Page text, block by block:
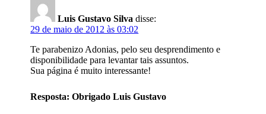
Luis Gustavo Silva disse:
29 de maio de 2012 às 03:02
Te parabenizo Adonias, pelo seu desprendimento e
disponibilidade para levantar tais assuntos.
Sua página é muito interessante!
Resposta: Obrigado Luis Gustavo